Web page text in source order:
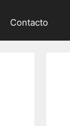
Contacto